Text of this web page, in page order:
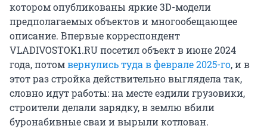
котором опубликованы яркие 3D-модели
предполагаемых объектов и многообещающее
описание. Впервые корреспондент
VLADIVOSTOK1.RU посетил объект в июне 2024
года, потомвернулись туда в феврале 2025-го, и в
этот раз стройка действительно выглядела так,
словно идут работы: на месте ездили грузовики,
строители делали зарядку, в землю вбили
буронабивные сваи и вырыли котлован.